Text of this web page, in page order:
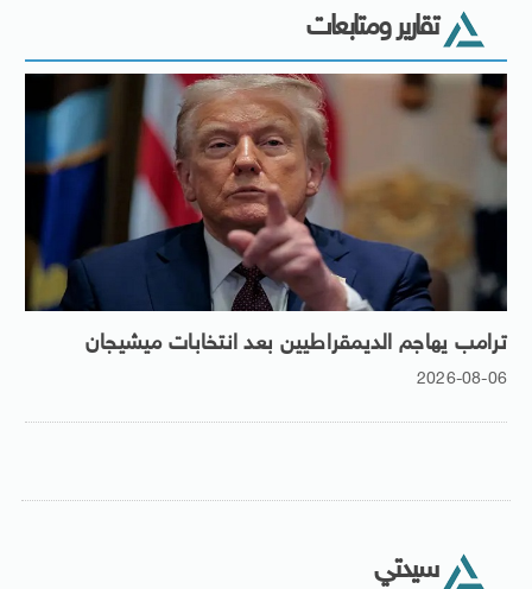
تقارير ومتابعات
ترامب يهاجم الديمقراطيين بعد انتخابات ميشيجان
2026-08-06
سيدتي